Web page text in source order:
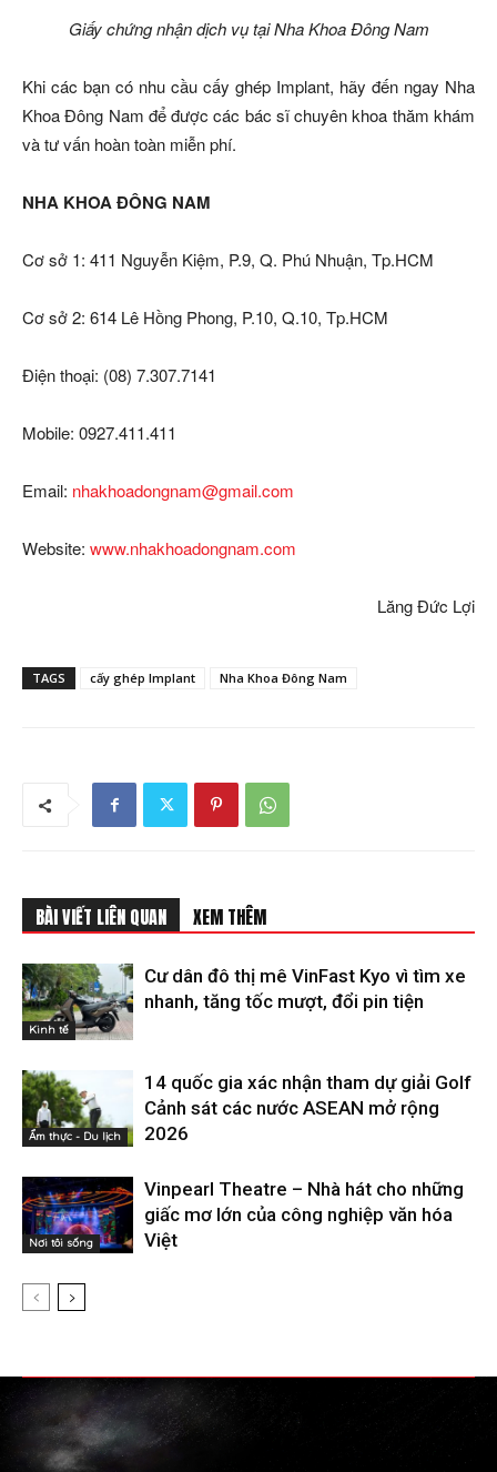
Giấy chứng nhận dịch vụ tại Nha Khoa Đông Nam
Khi các bạn có nhu cầu cấy ghép Implant, hãy đến ngay Nha
Khoa Đông Nam để được các bác sĩ chuyên khoa thăm khám
và tư vấn hoàn toàn miễn phí.
NHA KHOA ĐÔNG NAM
Cơ sở 1: 411 Nguyễn Kiệm, P.9, Q. Phú Nhuận, Tp.HCM
Cơ sở 2: 614 Lê Hồng Phong, P.10, Q.10, Tp.HCM
Điện thoại: (08) 7.307.7141
Mobile: 0927.411.411
Email: nhakhoadongnam@gmail.com
Website: www.nhakhoadongnam.com
Lăng Đức Lợi
TAGS cấy ghép Implant Nha Khoa Đông Nam
BÀI VIẾT LIÊN QUAN XEM THÊM
Kinh tế
Cư dân đô thị mê VinFast Kyo vì tìm xe
nhanh, tăng tốc mượt, đổi pin tiện
Ẩm thực - Du lịch
14 quốc gia xác nhận tham dự giải Golf
Cảnh sát các nước ASEAN mở rộng
2026
Nơi tôi sống
Vinpearl Theatre – Nhà hát cho những
giấc mơ lớn của công nghiệp văn hóa
Việt